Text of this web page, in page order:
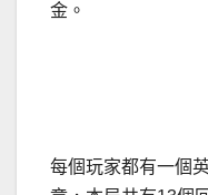
金。
每個玩家都有一個